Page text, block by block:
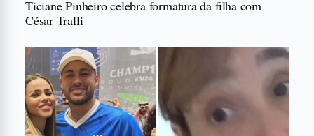
Ticiane Pinheiro celebra formatura da filha com
César Tralli